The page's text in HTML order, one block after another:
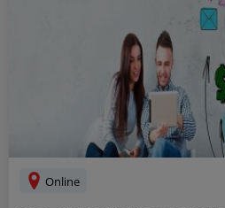
Online